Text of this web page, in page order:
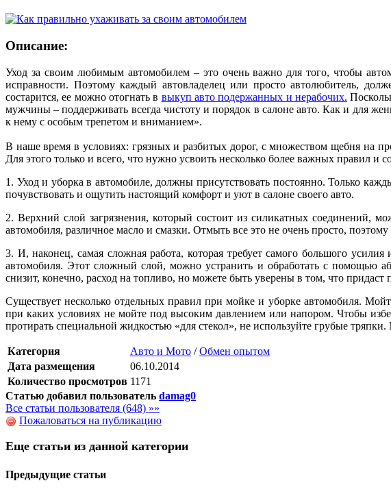
Описание:
Уход за своим любимым автомобилем – это очень важно для того, чтобы
исправности. Поэтому каждый автовладелец или просто автолюбитель,
состарится, ее можно отогнать в выкуп авто подержанных и нерабочих.
мужчины – поддерживать всегда чистоту и порядок в салоне авто. Как и для
к нему с особым трепетом и вниманием».
В наше время в условиях: грязных и разбитых дорог, с множеством щебня на
Для этого только и всего, что нужно усвоить несколько более важных правил и
1. Уход и уборка в автомобиле, должны присутствовать постоянно. Только
почувствовать и ощутить настоящий комфорт и уют в салоне своего авто.
2. Верхний слой загрязнения, который состоит из силикатных соединений,
автомобиля, различное масло и смазки. Отмыть все это не очень просто,
3. И, наконец, самая сложная работа, которая требует самого большого
автомобиля. Этот сложный слой, можно устранить и обработать с помощью
снизит, конечно, расход на топливо, но можете быть уверены в том, что придаст
Существует несколько отдельных правил при мойке и уборке автомобиля.
при каких условиях не мойте под высоким давлением или напором. Чтобы
протирать специальной жидкостью «для стекол», не используйте грубые
Категория Авто и Мото /Обмен опытом
Дата размещения
06.10.2014
Количество просмотров 1171
Статью добавил пользователь damag0
Все статьи пользователя (648) »»
Пожаловаться на публикацию
Еще статьи из данной категории
Предыдущие статьи